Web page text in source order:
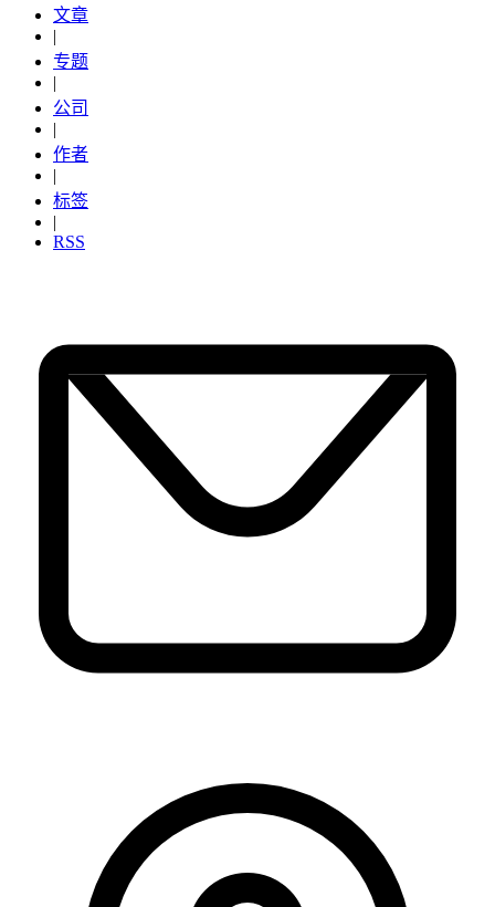
文章
|
专题
|
公司
|
作者
|
标签
|
RSS